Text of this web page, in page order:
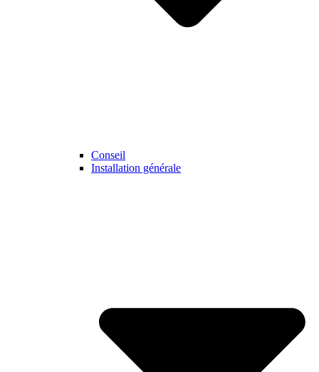
Conseil
Installation générale